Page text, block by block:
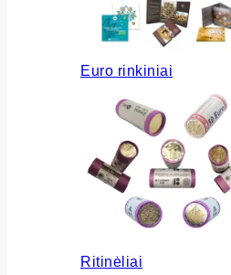
Euro rinkiniai
Ritinėliai